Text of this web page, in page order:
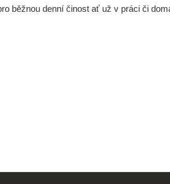
běžnou denní činost ať už v práci či